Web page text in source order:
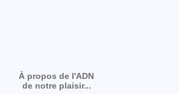
À propos de l'ADN
de notre plaisir...